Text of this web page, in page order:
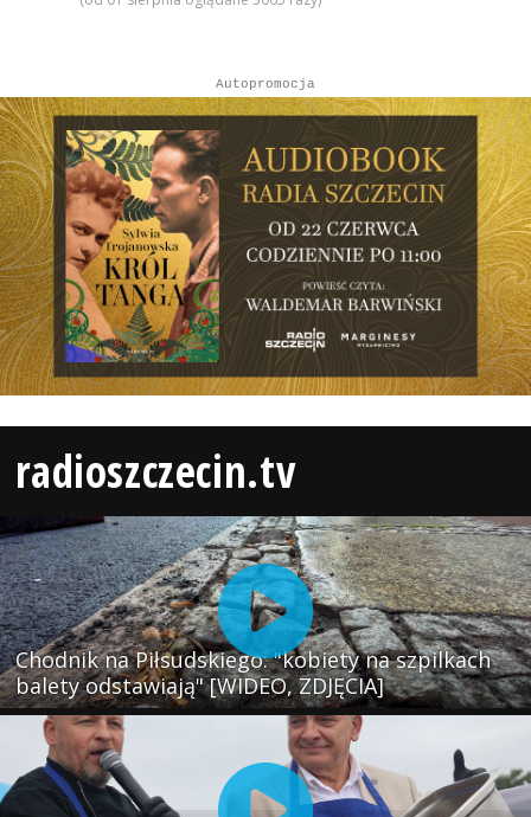
Autopromocja
radioszczecin.tv
Chodnik na Piłsudskiego: "kobiety na szpilkach
balety odstawiają" [WIDEO, ZDJĘCIA]